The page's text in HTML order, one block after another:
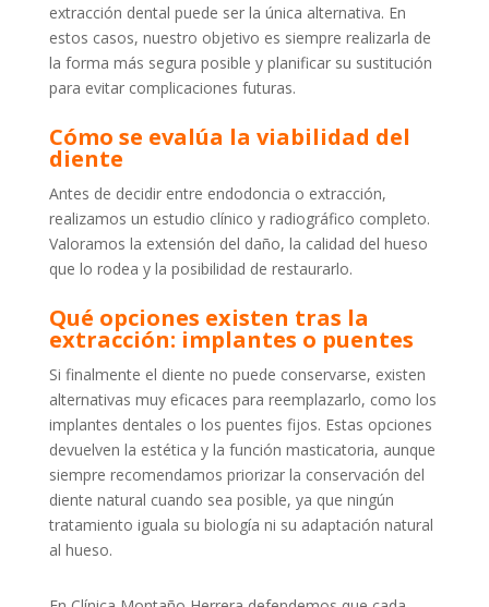
extracción dental puede ser la única alternativa. En
estos casos, nuestro objetivo es siempre realizarla de
la forma más segura posible y planificar su sustitución
para evitar complicaciones futuras.
Cómo se evalúa la viabilidad del
diente
Antes de decidir entre endodoncia o extracción,
realizamos un estudio clínico y radiográfico completo.
Valoramos la extensión del daño, la calidad del hueso
que lo rodea y la posibilidad de restaurarlo.
Qué opciones existen tras la
extracción: implantes o puentes
Si finalmente el diente no puede conservarse, existen
alternativas muy eficaces para reemplazarlo, como los
implantes dentales o los puentes fijos. Estas opciones
devuelven la estética y la función masticatoria, aunque
siempre recomendamos priorizar la conservación del
diente natural cuando sea posible, ya que ningún
tratamiento iguala su biología ni su adaptación natural
al hueso.